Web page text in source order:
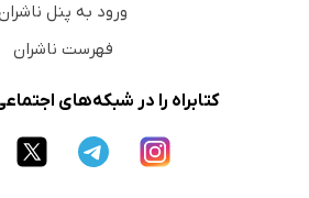
ورود به پنل
فهرست ناشران
کتابراه را در شبکه‌های